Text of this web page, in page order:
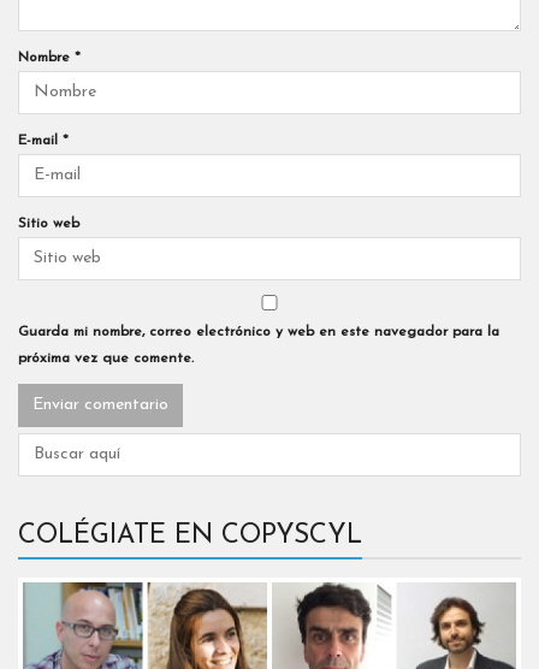
Nombre *
E-mail *
Sitio web
Guarda mi nombre, correo electrónico y web en este navegador para la
próxima vez que comente.
COLÉGIATE EN COPYSCYL